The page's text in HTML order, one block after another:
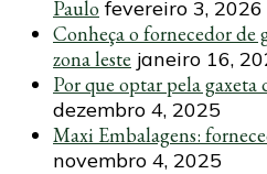
Paulo fevereiro 3, 2026
Conheça o fornecedor de
zona leste janeiro 16,
Por que optar pela gaxeta
dezembro 4, 2025
Maxi Embalagens:
novembro 4, 2025